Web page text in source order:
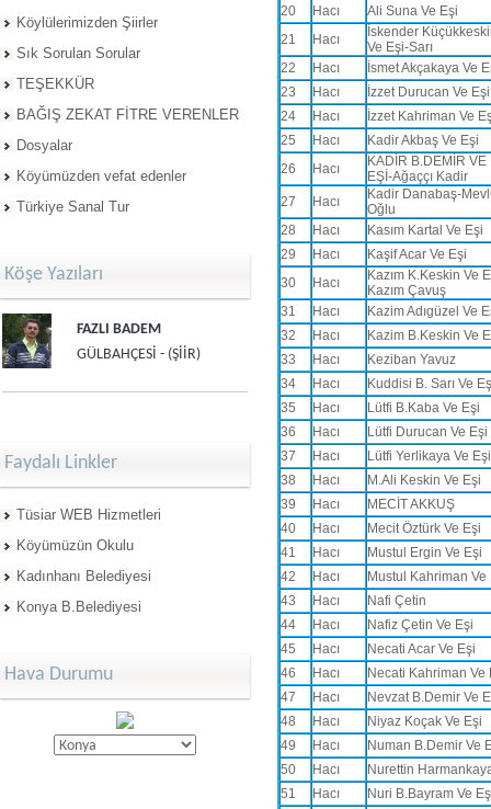
Köylülerimizden Şiirler
Sık Sorulan Sorular
TEŞEKKÜR
BAĞIŞ ZEKAT FİTRE VERENLER
Dosyalar
Köyümüzden vefat edenler
Türkiye Sanal Tur
Köşe Yazıları
FAZLI BADEM
GÜLBAHÇESİ - (ŞİİR)
Faydalı Linkler
Tüsiar WEB Hizmetleri
Köyümüzün Okulu
Kadınhanı Belediyesi
Konya B.Belediyesi
Hava Durumu
20
Hacı
Ali Suna Ve Eşi
21
Hacı
İskender
Ve Eşi-Sarı
22
Hacı
İsmet Akçakaya Ve
23
Hacı
İzzet Durucan Ve Eşi
24
Hacı
İzzet Kahriman Ve
25
Hacı
Kadir Akbaş Ve Eşi
26
Hacı
KADİR B.DEMİR VE
EŞİ-Ağaççı Kadir
27
Hacı
Kadir Danabaş-
Oğlu
28
Hacı
Kasım Kartal Ve Eşi
29
Hacı
Kaşif Acar Ve Eşi
30
Hacı
Kazım K.Keskin Ve
Kazım Çavuş
31
Hacı
Kazim Adıgüzel Ve
32
Hacı
Kazim B.Keskin Ve
33
Hacı
Keziban Yavuz
34
Hacı
Kuddisi B. Sarı Ve
35
Hacı
Lütfi B.Kaba Ve Eşi
36
Hacı
Lütfi Durucan Ve Eşi
37
Hacı
Lütfi Yerlikaya Ve Eşi
38
Hacı
M.Ali Keskin Ve Eşi
39
Hacı
MECİT AKKUŞ
40
Hacı
Mecit Öztürk Ve Eşi
41
Hacı
Mustul Ergin Ve Eşi
42
Hacı
Mustul Kahriman Ve
43
Hacı
Nafi Çetin
44
Hacı
Nafiz Çetin Ve Eşi
45
Hacı
Necati Acar Ve Eşi
46
Hacı
Necati Kahriman Ve
47
Hacı
Nevzat B.Demir Ve
48
Hacı
Niyaz Koçak Ve Eşi
49
Hacı
Numan B.Demir Ve
50
Hacı
Nurettin
51
Hacı
Nuri B.Bayram Ve